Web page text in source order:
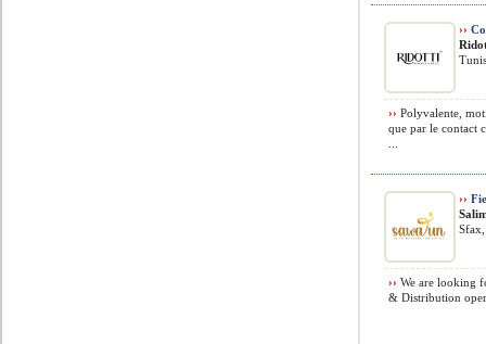
››
›› Polyvalente,
que par le contact
››
›› We are looking
& Distribution